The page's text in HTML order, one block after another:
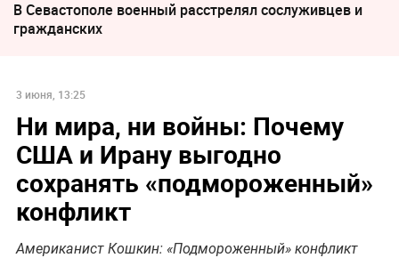
В Севастополе военный расстрелял сослуживцев и
гражданских
3 июня, 13:25
Ни мира, ни войны: Почему
США и Ирану выгодно
сохранять «подмороженный»
конфликт
Американист Кошкин: «Подмороженный» конфликт